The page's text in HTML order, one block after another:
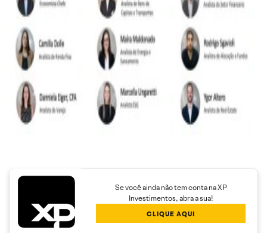
Se você ainda não tem conta na XP
Investimentos, abra a sua!
CLIQUE AQUI